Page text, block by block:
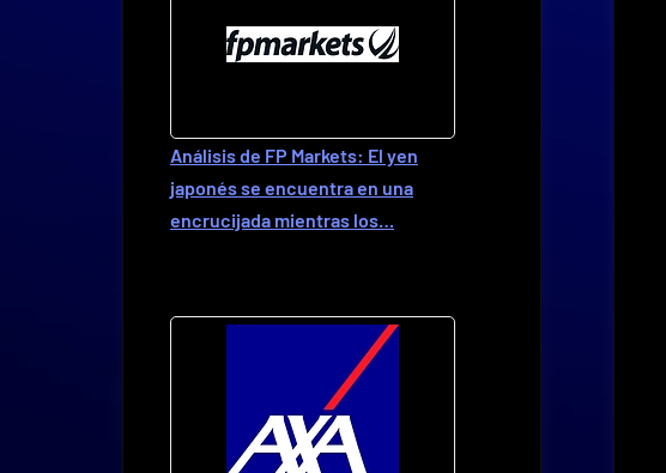
Análisis de FP Markets: El yen
japonés se encuentra en una
encrucijada mientras los…